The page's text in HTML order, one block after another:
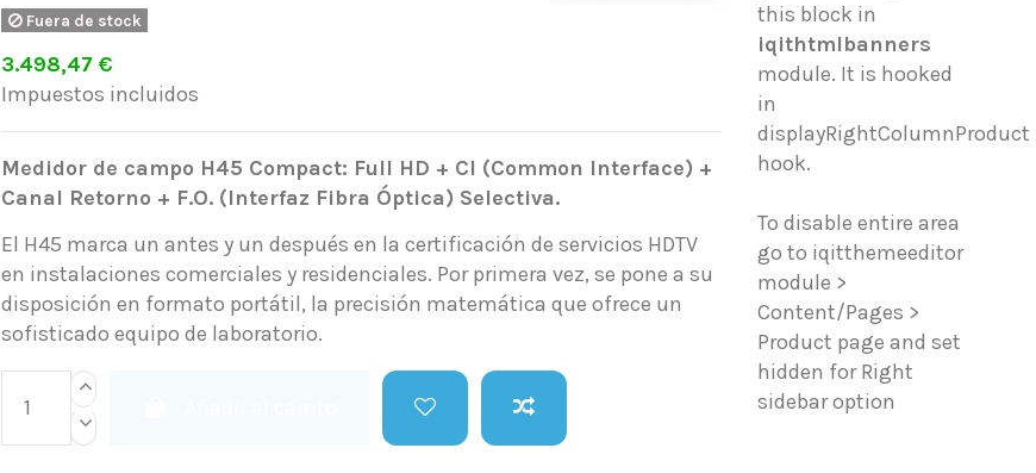
Fuera de stock
3.498,47 €
Impuestos incluidos
Medidor de campo H45 Compact: Full HD + CI (Common Interface) +
Canal Retorno + F.O. (Interfaz Fibra Óptica) Selectiva.
El H45 marca un antes y un después en la certificación de servicios HDTV
en instalaciones comerciales y residenciales. Por primera vez, se pone a su
disposición en formato portátil, la precisión matemática que ofrece un
sofisticado equipo de laboratorio.
this block in
iqithtmlbanners
module. It is hooked
in
displayRightColumnProduct
hook.
To disable entire area
go to iqitthemeeditor
module >
Content/Pages >
Product page and set
hidden for Right
sidebar option